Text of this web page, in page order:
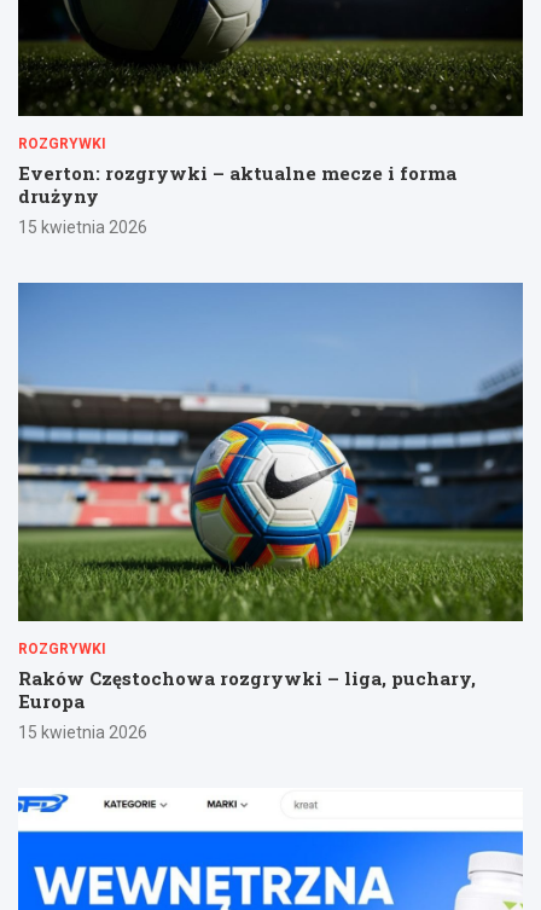
ROZGRYWKI
Everton: rozgrywki – aktualne mecze i forma
drużyny
15 kwietnia 2026
ROZGRYWKI
Raków Częstochowa rozgrywki – liga, puchary,
Europa
15 kwietnia 2026